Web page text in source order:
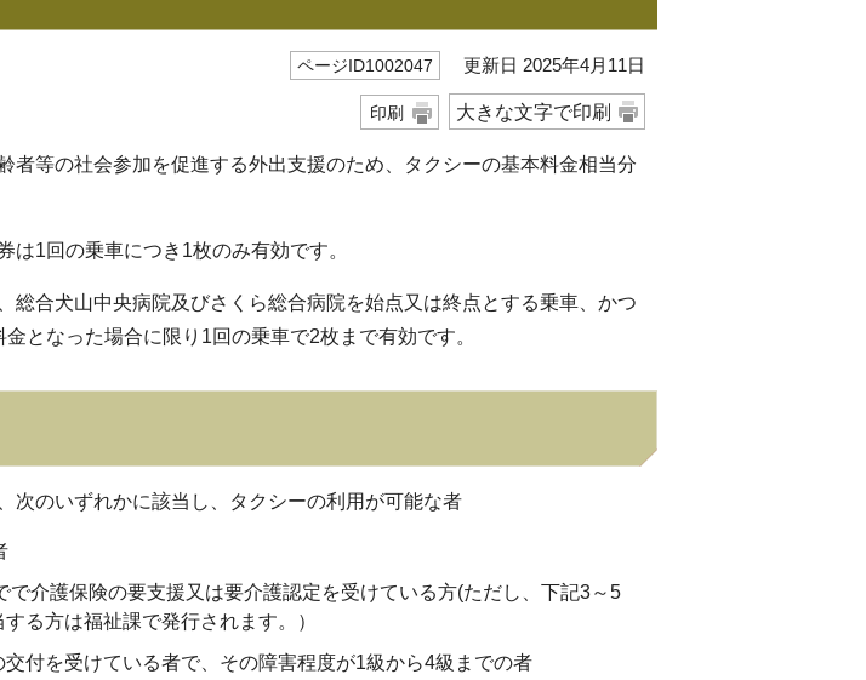
ページID1002047 更新日 2025年4月11日
印刷 大きな文字で印刷
者等の社会参加を促進する外出支援のため、タクシーの基本料金相当分
は1回の乗車につき1枚のみ有効です。
総合犬山中央病院及びさくら総合病院を始点又は終点とする乗車、かつ
となった場合に限り1回の乗車で2枚まで有効です。
次のいずれかに該当し、タクシーの利用が可能な者
で介護保険の要支援又は要介護認定を受けている方(ただし、下記3～5
る方は福祉課で発行されます。）
付を受けている者で、その障害程度が1級から4級までの者